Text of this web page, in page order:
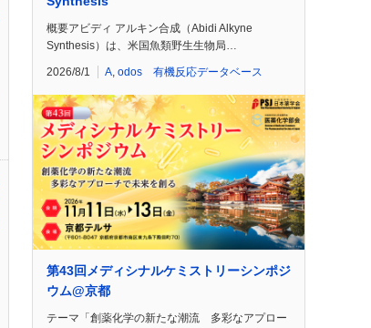
概要アビディ アルキン合成（Abidi Alkyne
Synthesis）は、米国魚類野生生物局…
2026/8/1 A odos 有機反応データベース
第43回メディシナルケミストリーシンポジ
ウム@京都
テーマ「創薬化学の新たな潮流 多彩なアプロー